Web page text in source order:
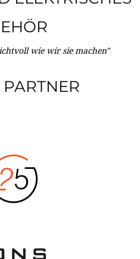
wie wir sie machen"